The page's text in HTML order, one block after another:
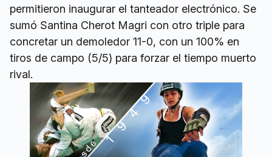
permitieron inaugurar el tanteador electrónico. Se
sumó Santina Cherot Magri con otro triple para
concretar un demoledor 11-0, con un 100% en
tiros de campo (5/5) para forzar el tiempo muerto
rival.